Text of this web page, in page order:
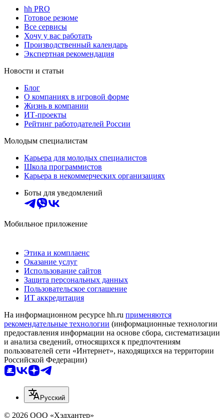
hh PRO
Готовое резюме
Все сервисы
Хочу у вас работать
Производственный календарь
Экспертная рекомендация
Новости и статьи
Блог
О компаниях в игровой форме
Жизнь в компании
ИТ-проекты
Рейтинг работодателей России
Молодым специалистам
Карьера для молодых специалистов
Школа программистов
Карьера в некоммерческих организациях
Боты для уведомлений
Мобильное приложение
Этика и комплаенс
Оказание услуг
Использование сайтов
Защита персональных данных
Пользовательское соглашение
ИТ аккредитация
На информационном ресурсе hh.ru применяются
рекомендательные технологии (информационные технологии
предоставления информации на основе сбора, систематизации
и анализа сведений, относящихся к предпочтениям
пользователей сети «Интернет», находящихся на территории
Российской Федерации)
Русский
© 2026 ООО «Хэдхантер»